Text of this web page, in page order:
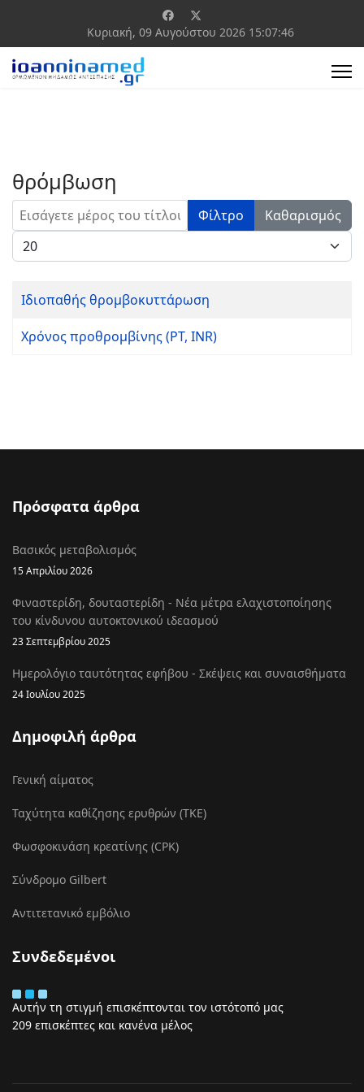
Κυριακή, 09 Αυγούστου 2026 15:07:46
θρόμβωση
Εισάγετε μέρος του τίτλου. Φίλτρο
Καθαρισμός
Εμφάνιση #
Ιδιοπαθής θρομβοκυττάρωση
Χρόνος προθρομβίνης (PT, INR)
Πρόσφατα άρθρα
Βασικός μεταβολισμός
15 Απριλίου 2026
Φιναστερίδη, δουταστερίδη - Νέα μέτρα ελαχιστοποίησης
του κίνδυνου αυτοκτονικού ιδεασμού
23 Σεπτεμβρίου 2025
Ημερολόγιο ταυτότητας εφήβου - Σκέψεις και συναισθήματα
24 Ιουλίου 2025
Δημοφιλή άρθρα
Γενική αίματος
Ταχύτητα καθίζησης ερυθρών (ΤΚΕ)
Φωσφοκινάση κρεατίνης (CPK)
Σύνδρομο Gilbert
Αντιτετανικό εμβόλιο
Συνδεδεμένοι
Αυτήν τη στιγμή επισκέπτονται τον ιστότοπό μας
209 επισκέπτες και κανένα μέλος